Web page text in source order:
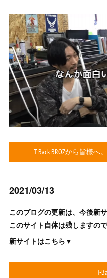
T-Back BROZから皆様
2021/03/13
このブログの更新は、今後新
このサイト自体は残しますの
新サイトはこちら▼
T-